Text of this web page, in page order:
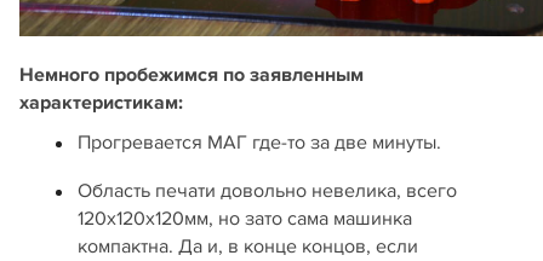
Немного пробежимся по заявленным
характеристикам:
Прогревается МАГ где-то за две минуты.
Область печати довольно невелика, всего
120х120х120мм, но зато сама машинка
компактна. Да и, в конце концов, если